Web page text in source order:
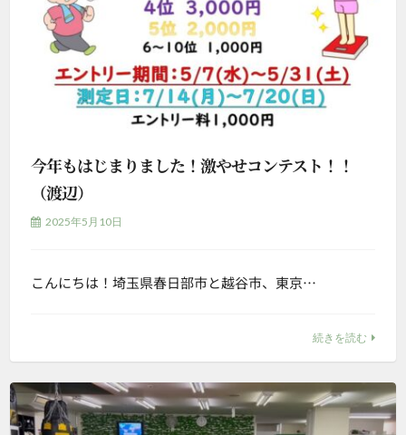
今年もはじまりました！激やせコンテスト！！
（渡辺）
2025年5月10日
こんにちは！埼玉県春日部市と越谷市、東京…
続きを読む